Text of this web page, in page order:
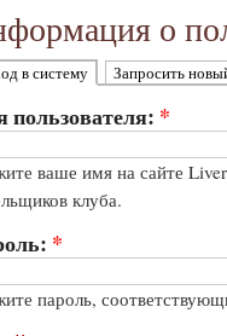
о
в систему Запросить
пользователя: *
ваше имя на сайте
клуба.
*
пароль,